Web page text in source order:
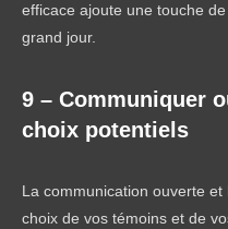
efficace ajoute une touche
grand jour.
9 – Communiquer
choix potentiels
La communication ouverte
choix de vos témoins et de